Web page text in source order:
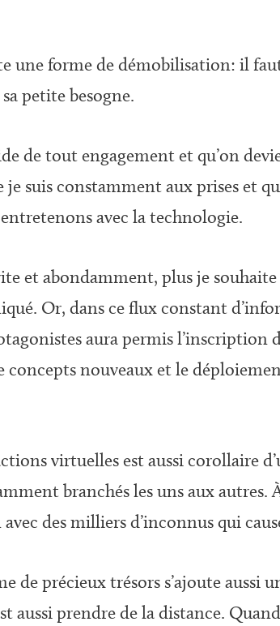
une forme de démobilisation: il
petite besogne.
de tout engagement et qu’on
suis constamment aux prises et
avec la technologie.
et abondamment, plus je
Or, dans ce flux constant
aura permis
concepts nouveaux et le
virtuelles est aussi corollaire
branchés les uns aux
des milliers d’inconnus qui
de précieux trésors s’ajoute aussi
aussi prendre de la distance.